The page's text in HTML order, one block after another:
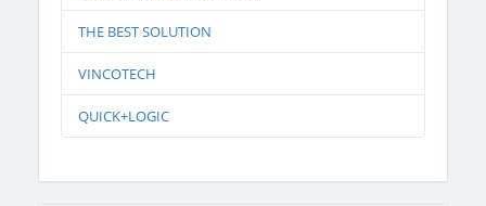
THE BEST SOLUTION
VINCOTECH
QUICK+LOGIC